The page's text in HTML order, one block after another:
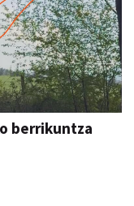
berrikuntza